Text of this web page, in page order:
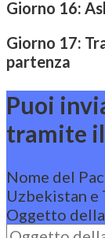
Giorno 16:
Giorno 17:
partenza
Puoi
tramite
Nome del
Uzbekistan e
Oggetto